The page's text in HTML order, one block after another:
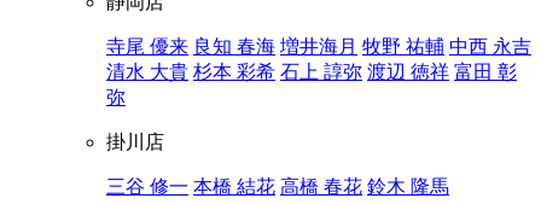
寺尾 優来 良知 春海 増井海月 牧野 祐輔 中西 永吉
清水 大貴 杉本 彩希 石上 諄弥 渡辺 徳祥 富田 彰
弥
掛川店
三谷 修一 本橋 結花 高橋 春花 鈴木 隆馬